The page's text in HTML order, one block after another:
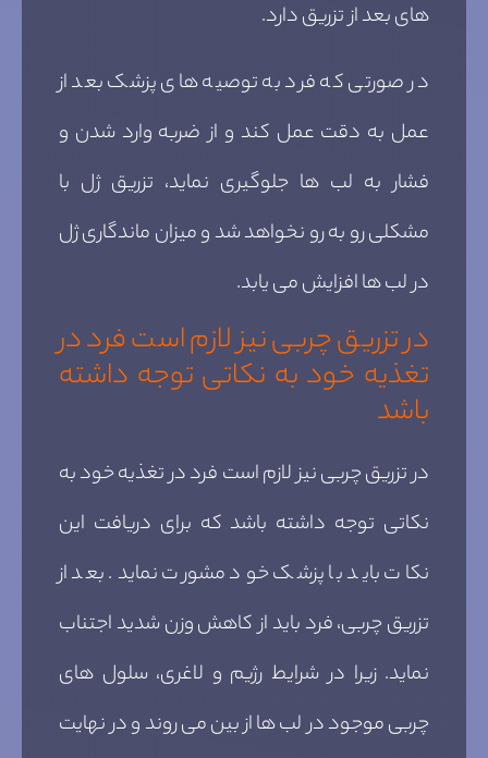
های بعد از تزریق دارد.
در صورتی که فرد به توصیه های پزشک بعد از
عمل به دقت عمل کند و از ضربه وارد شدن و
فشار به لب ها جلوگیری نماید، تزریق ژل با
مشکلی رو به رو نخواهد شد و میزان ماندگاری ژل
در لب ها افزایش می یابد.
در تزریق چربی نیز لازم است فرد در
تغذیه خود به نکاتی توجه داشته
باشد
در تزریق چربی نیز لازم است فرد در تغذیه خود به
نکاتی توجه داشته باشد که برای دریافت این
نکات باید با پزشک خود مشورت نماید. بعد از
تزریق چربی، فرد باید از کاهش وزن شدید اجتناب
نماید. زیرا در شرایط رژیم و لاغری، سلول های
چربی موجود در لب ها از بین می روند و در نهایت